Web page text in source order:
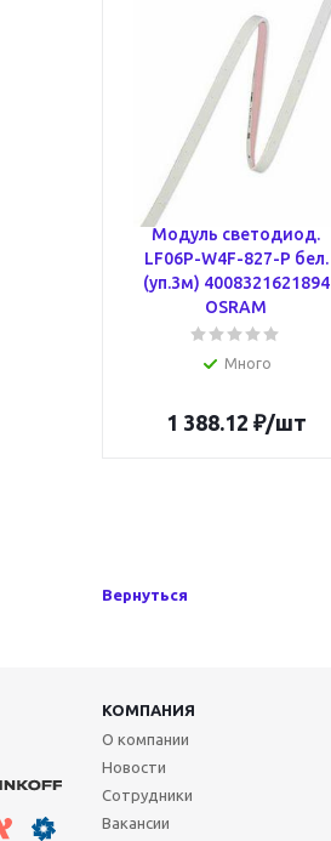
Модуль светодиод.
LF06P-W4F-827-P бел.
(уп.3м) 4008321621894
OSRAM
Много
1 388.12 ₽/шт
Вернуться
КОМПАНИЯ
О компании
Новости
Сотрудники
Вакансии